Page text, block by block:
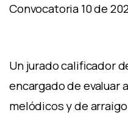
Convocatoria 10 de
Un jurado calificador
encargado de evaluar
melódicos y de